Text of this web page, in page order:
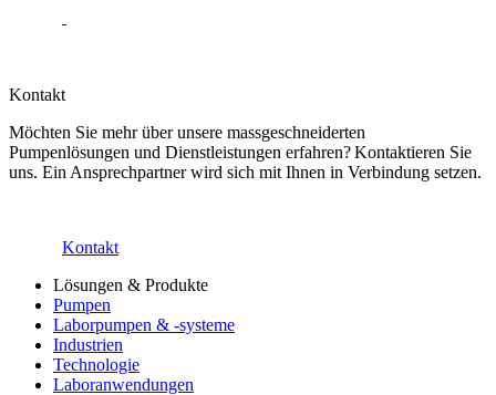
Kontakt
Möchten Sie mehr über unsere massgeschneiderten
Pumpenlösungen und Dienstleistungen erfahren? Kontaktieren Sie
uns. Ein Ansprechpartner wird sich mit Ihnen in Verbindung setzen.
Kontakt
Lösungen & Produkte
Pumpen
Laborpumpen & -systeme
Industrien
Technologie
Laboranwendungen